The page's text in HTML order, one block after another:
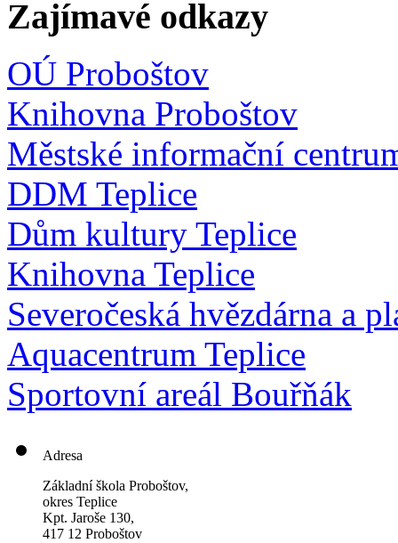
Zajímavé odkazy
OÚ Proboštov
Knihovna Proboštov
Městské informační
DDM Teplice
Dům kultury Teplice
Knihovna Teplice
Severočeská hvězdárna a
Aquacentrum Teplice
Sportovní areál Bouřňák
Adresa
Základní škola Proboštov,
okres Teplice
Kpt. Jaroše 130,
417 12 Proboštov